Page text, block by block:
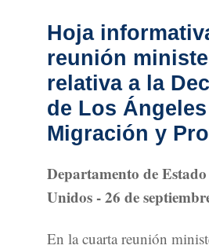
Hoja
reunión
relativa a la
de Los
Migración y
Departamento de
Unidos - 26 de
En la cuarta reunión